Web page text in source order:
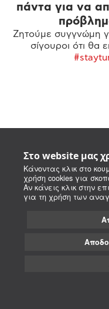
Στο website μας
Κάνοντας κλικ στο
χρήση cookies για
Αν κάνεις κλικ στην
για τη χρήση των
πάντα για να
Ζητούμε συγγνώμη
σίγουροι ότι θα